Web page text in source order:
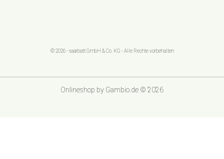
© 2026 - saarbatt GmbH & Co. KG - Alle Rechte vorbehalten
Onlineshop by Gambio.de © 2026